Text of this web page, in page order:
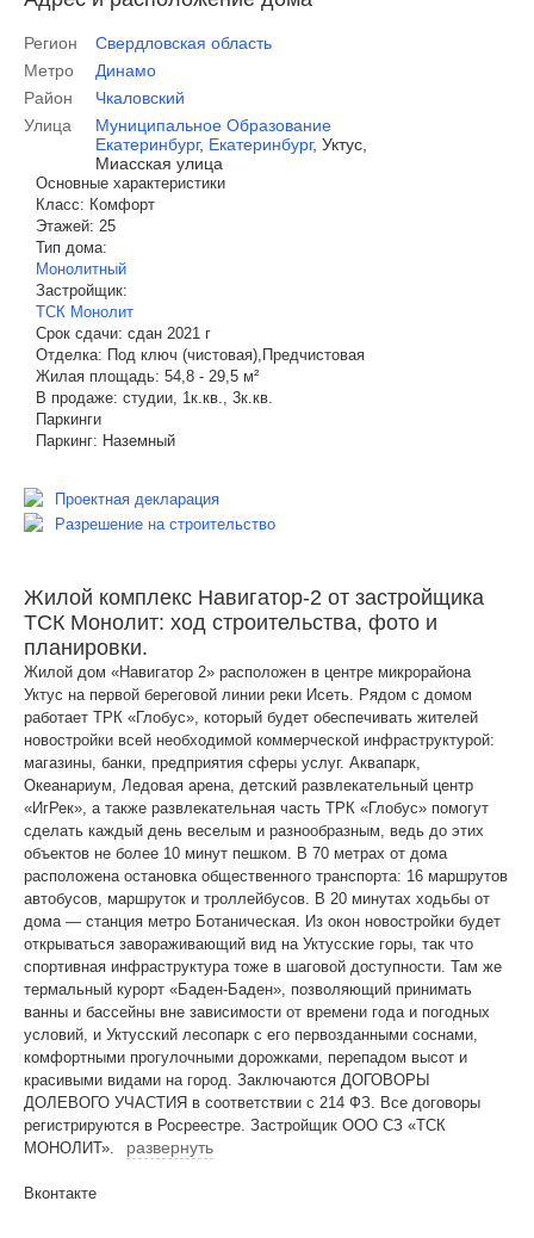
Регион
Свердловская область
Метро
Динамо
Район
Чкаловский
Улица
Муниципальное Образование
Екатеринбург, Екатеринбург, Уктус,
Миасская улица
Основные характеристики
Класс: Комфорт
Этажей: 25
Тип дома:
Монолитный
Застройщик:
ТСК Монолит
Срок сдачи: сдан 2021 г
Отделка: Под ключ (чистовая),Предчистовая
Жилая площадь: 54,8 - 29,5 м²
В продаже: студии, 1к.кв., 3к.кв.
Паркинги
Паркинг: Наземный
Проектная декларация
Разрешение на строительство
Жилой комплекс Навигатор-2 от застройщика
ТСК Монолит: ход строительства, фото и
планировки.
Жилой дом «Навигатор 2» расположен в центре микрорайона
Уктус на первой береговой линии реки Исеть. Рядом с домом
работает ТРК «Глобус», который будет обеспечивать жителей
новостройки всей необходимой коммерческой инфраструктурой:
магазины, банки, предприятия сферы услуг. Аквапарк,
Океанариум, Ледовая арена, детский развлекательный центр
«ИгРек», а также развлекательная часть ТРК «Глобус» помогут
сделать каждый день веселым и разнообразным, ведь до этих
объектов не более 10 минут пешком. В 70 метрах от дома
расположена остановка общественного транспорта: 16 маршрутов
автобусов, маршруток и троллейбусов. В 20 минутах ходьбы от
дома — станция метро Ботаническая. Из окон новостройки будет
открываться завораживающий вид на Уктусские горы, так что
спортивная инфраструктура тоже в шаговой доступности. Там же
термальный курорт «Баден-Баден», позволяющий принимать
ванны и бассейны вне зависимости от времени года и погодных
условий, и Уктусский лесопарк с его первозданными соснами,
комфортными прогулочными дорожками, перепадом высот и
красивыми видами на город. Заключаются ДОГОВОРЫ
ДОЛЕВОГО УЧАСТИЯ в соответствии с 214 ФЗ. Все договоры
регистрируются в Росреестре. Застройщик ООО СЗ «ТСК
МОНОЛИТ».
развернуть
Вконтакте